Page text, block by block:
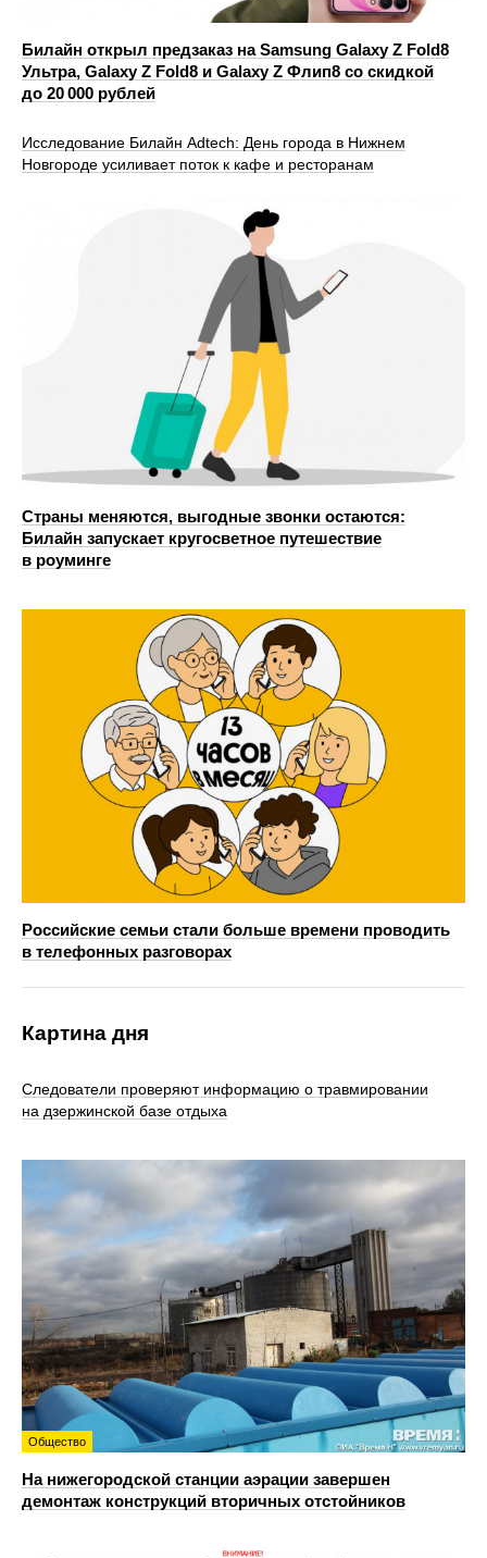
Билайн открыл предзаказ на Samsung Galaxy Z Fold8
Ультра, Galaxy Z Fold8 и Galaxy Z Флип8 со скидкой
до 20 000 рублей
Исследование Билайн Adtech: День города в Нижнем
Новгороде усиливает поток к кафе и ресторанам
Страны меняются, выгодные звонки остаются:
Билайн запускает кругосветное путешествие
в роуминге
Российские семьи стали больше времени проводить
в телефонных разговорах
Картина дня
Следователи проверяют информацию о травмировании
на дзержинской базе отдыха
Общество
На нижегородской станции аэрации завершен
демонтаж конструкций вторичных отстойников